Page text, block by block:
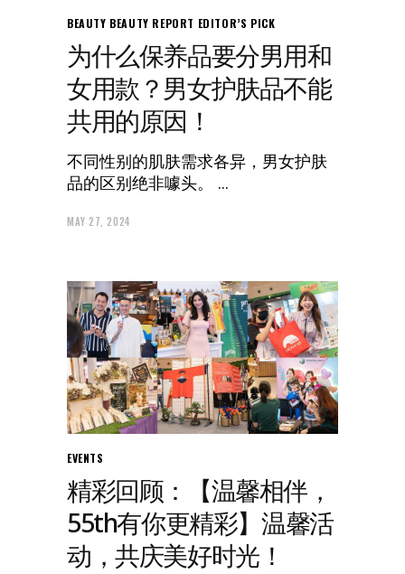
BEAUTY BEAUTY REPORT EDITOR’S PICK
为什么保养品要分男用和
女用款？男女护肤品不能
共用的原因！
不同性别的肌肤需求各异，男女护肤
品的区别绝非噱头。
MAY 27, 2024
EVENTS
精彩回顾：【温馨相伴，
55th有你更精彩】温馨活
动，共庆美好时光！